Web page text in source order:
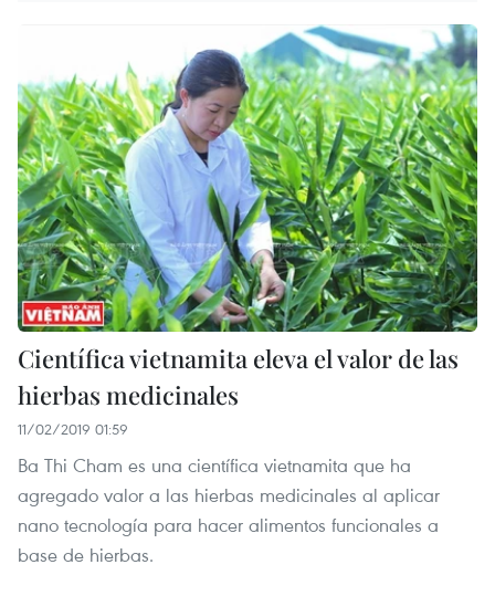
Científica vietnamita eleva el valor de las
hierbas medicinales
11/02/2019 01:59
Ba Thi Cham es una científica vietnamita que ha
agregado valor a las hierbas medicinales al aplicar
nano tecnología para hacer alimentos funcionales a
base de hierbas.